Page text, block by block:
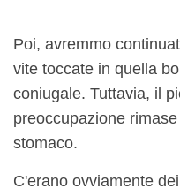
Poi, avremmo
vite toccate in quella
coniugale. Tuttavia, il
preoccupazione
stomaco.
C'erano ovviamente